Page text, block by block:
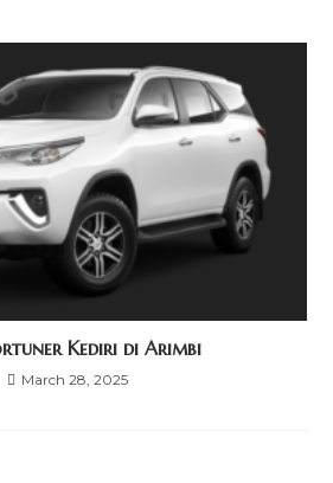
Kediri di Arimbi
March 28, 2025